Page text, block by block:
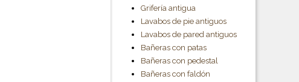
Grifería antigua
Lavabos de pie antiguos
Lavabos de pared antiguos
Bañeras con patas
Bañeras con pedestal
Bañeras con faldón